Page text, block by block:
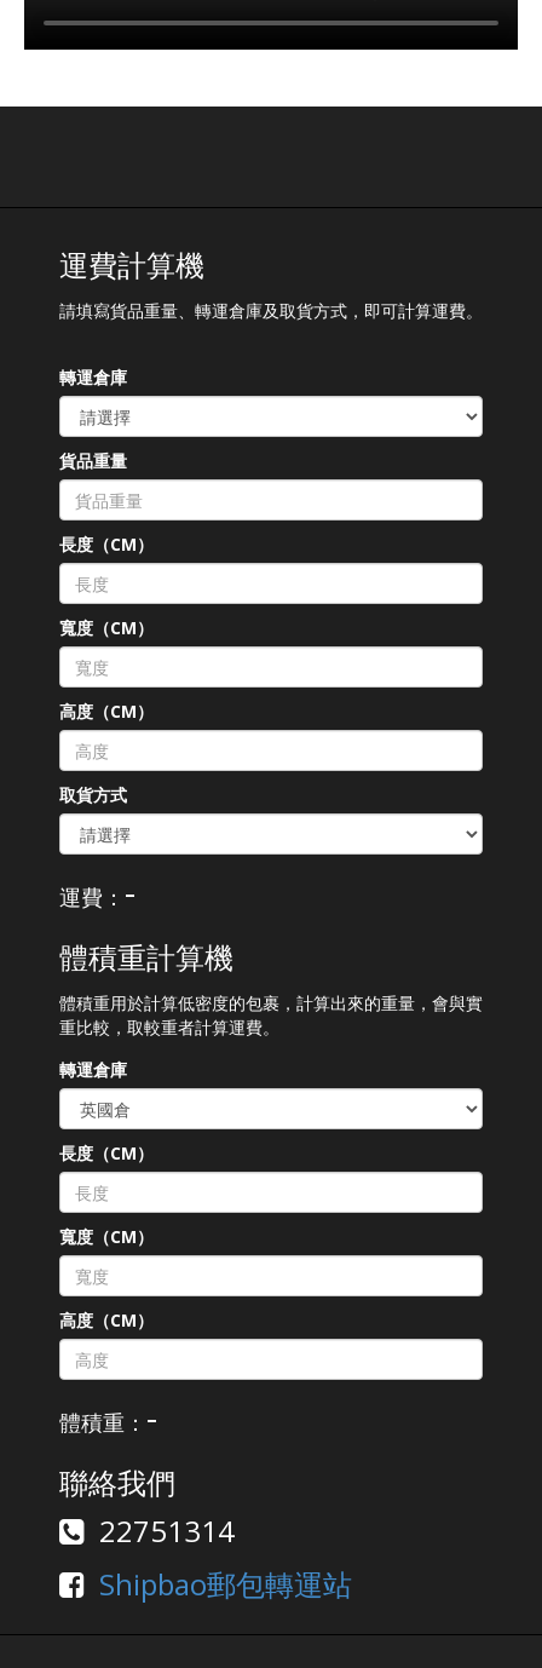
運費計算機
請填寫貨品重量、轉運倉庫及取貨方式，即可計算運費。
轉運倉庫
貨品重量
長度（CM）
寬度（CM）
高度（CM）
取貨方式
運費： -
體積重計算機
體積重用於計算低密度的包裹，計算出來的重量，會與實
重比較，取較重者計算運費。
轉運倉庫
長度（CM）
寬度（CM）
高度（CM）
體積重： -
聯絡我們
22751314
Shipbao郵包轉運站